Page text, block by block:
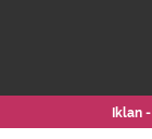
Iklan